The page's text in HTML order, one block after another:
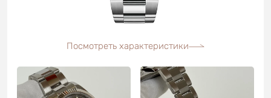
Посмотреть характеристики